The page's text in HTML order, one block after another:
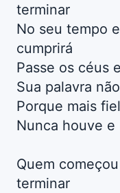
terminar
No seu tempo
cumprirá
Passe os céus
Sua palavra
Porque mais
Nunca houve e
Quem
terminar